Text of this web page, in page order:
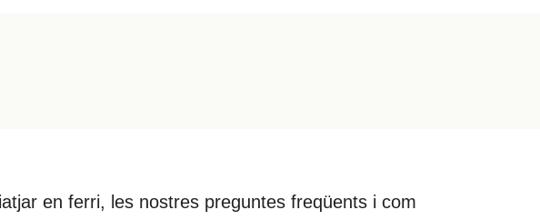
en ferri, les nostres preguntes freqüents i com